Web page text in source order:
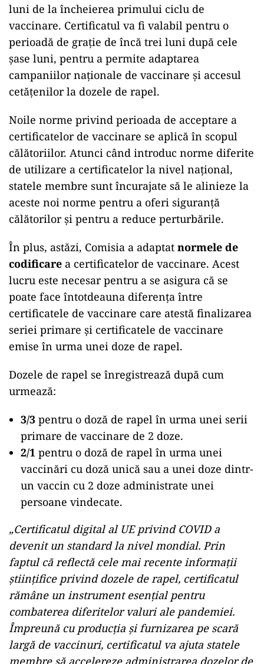
luni de la încheierea primului ciclu de
vaccinare. Certificatul va fi valabil pentru o
perioadă de grație de încă trei luni după cele
șase luni, pentru a permite adaptarea
campaniilor naționale de vaccinare și accesul
cetățenilor la dozele de rapel.
Noile norme privind perioada de acceptare a
certificatelor de vaccinare se aplică în scopul
călătoriilor. Atunci când introduc norme diferite
de utilizare a certificatelor la nivel național,
statele membre sunt încurajate să le alinieze la
aceste noi norme pentru a oferi siguranță
călătorilor și pentru a reduce perturbările.
În plus, astăzi, Comisia a adaptat normele de
codificare a certificatelor de vaccinare. Acest
lucru este necesar pentru a se asigura că se
poate face întotdeauna diferența între
certificatele de vaccinare care atestă finalizarea
seriei primare și certificatele de vaccinare
emise în urma unei doze de rapel.
Dozele de rapel se înregistrează după cum
urmează:
3/3 pentru o doză de rapel în urma unei serii
primare de vaccinare de 2 doze.
2/1 pentru o doză de rapel în urma unei
vaccinări cu doză unică sau a unei doze dintr-
un vaccin cu 2 doze administrate unei
persoane vindecate.
„Certificatul digital al UE privind COVID a
devenit un standard la nivel mondial. Prin
faptul că reflectă cele mai recente informații
științifice privind dozele de rapel, certificatul
rămâne un instrument esențial pentru
combaterea diferitelor valuri ale pandemiei.
Împreună cu producția și furnizarea pe scară
largă de vaccinuri, certificatul va ajuta statele
membre să accelereze administrarea dozelor de